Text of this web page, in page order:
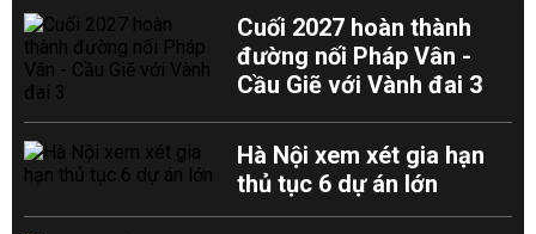
Cuối 2027 hoàn thành
đường nối Pháp Vân -
Cầu Giẽ với Vành đai 3
Hà Nội xem xét gia hạn
thủ tục 6 dự án lớn